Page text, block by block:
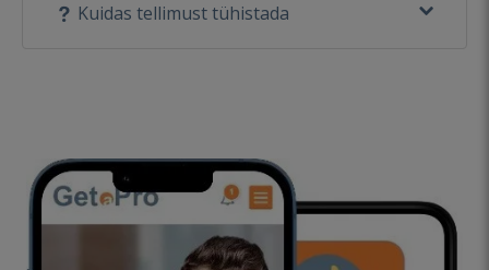
Kuidas tellimust tühistada